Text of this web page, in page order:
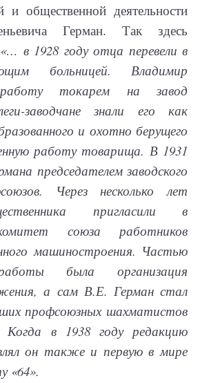
и общественной деятельности
Герман. Так здесь
«… в 1928 году отца перевели в
больницей. Владимир
токарем на завод
заводчане знали его как
и охотно берущего
работу товарища. В 1931
председателем заводского
Через несколько лет
пригласили в
союза работников
машиностроения. Частью
была организация
а сам В.Е. Герман стал
профсоюзных шахматистов
Когда в 1938 году редакцию
он также и первую в мире
«64».